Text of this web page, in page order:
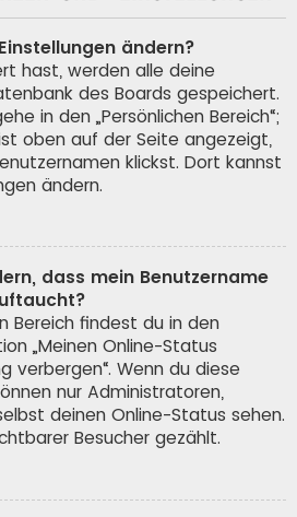
ändern?
hast, werden alle deine
des Boards gespeichert.
in den „Persönlichen Bereich“;
oben auf der Seite angezeigt,
klickst. Dort kannst
ändern.
dass mein Benutzername
Bereich findest du in den
„Meinen Online-Status
verbergen“. Wenn du diese
nur Administratoren,
deinen Online-Status sehen.
Besucher gezählt.